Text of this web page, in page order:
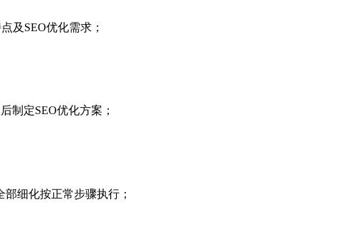
及SEO优化需求；
制定SEO优化方案；
细化按正常步骤执行；